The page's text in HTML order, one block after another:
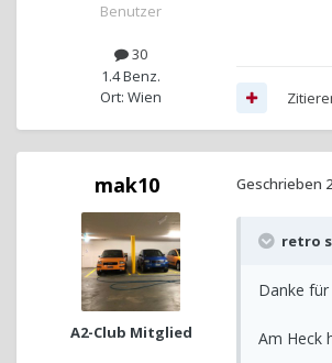
Benutzer
30
1.4 Benz.
Ort: Wien
mak10
A2-Club Mitglied
Geschrieben
retro
Danke
Am Heck